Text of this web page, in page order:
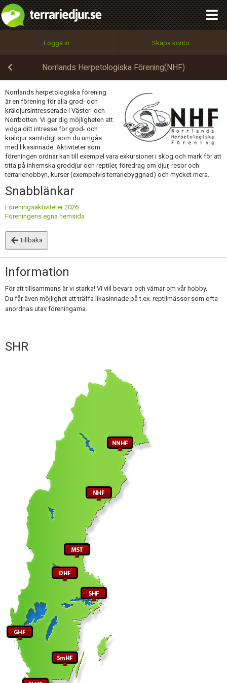
Logga in Skapa konto
Norrlands Herpetologiska Förening(NHF)
Norrlands herpetologiska förening
är en förening för alla grod- och
kräldjursintresserade i Väster- och
Norrbotten. Vi ger dig möjligheten att
vidga ditt intresse för grod- och
kräldjur samtidigt som du umgås
med likasinnade. Aktiviteter som
föreningen ordnar kan till exempel vara exkursioner i skog och mark för att
titta på inhemska groddjur och reptiler, föredrag om djur, resor och
terrariehobbyn, kurser (exempelvis terrariebyggnad) och mycket mera.
Snabblänkar
Föreningsaktiviteter 2026
Föreningens egna hemsida
Tillbaka
Information
För att tillsammans är vi starka! Vi vill bevara och värnar om vår hobby.
Du får även möjlighet att träffa likasinnade på t.ex. reptilmässor som ofta
anordnas utav föreningarna.
SHR
Utför
100%
OK
integritetspolicy
Namn:
Epost:
Användarnamn:
Lösenord:
Terms of Service
Begär nytt lösenord
Tillbaka till förstasidan